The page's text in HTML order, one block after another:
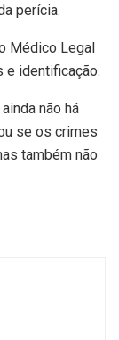
perícia.
Médico Legal
e identificação.
não há
se os crimes
também não